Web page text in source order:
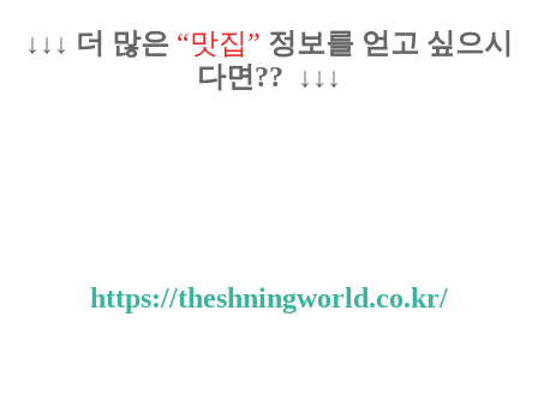
↓↓↓ 더 많은 “맛집” 정보를 얻고 싶으시
다면?? ↓↓↓
https://theshningworld.co.kr/